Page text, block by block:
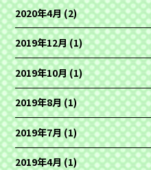
2020年4月(2)
2019年12月(1)
2019年10月(1)
2019年8月(1)
2019年7月(1)
2019年4月(1)